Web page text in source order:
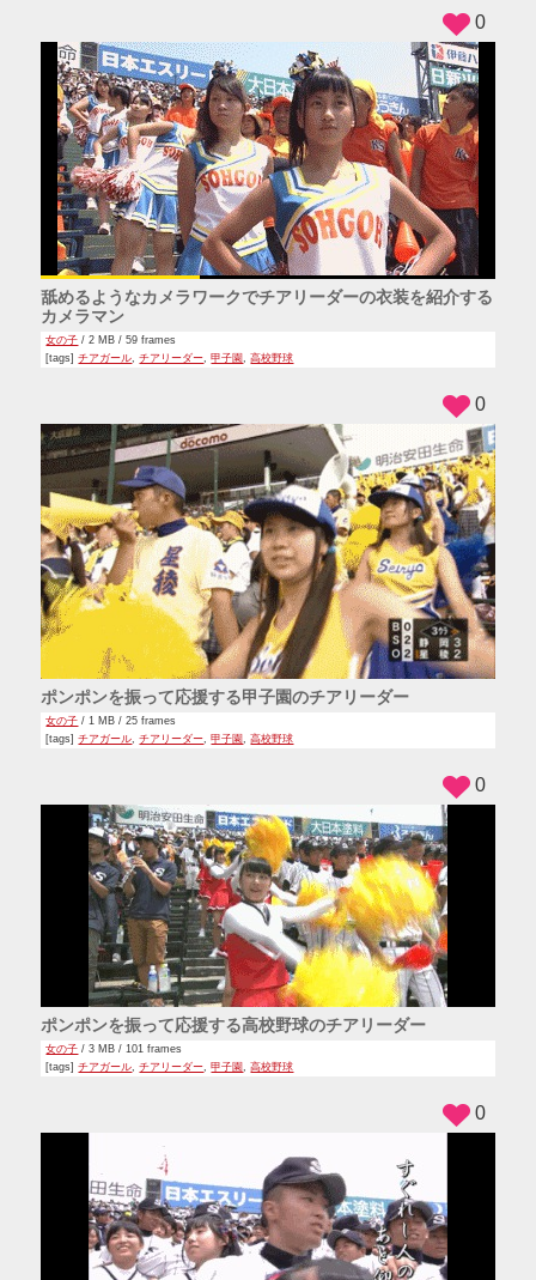
舐めるようなカメラワークでチアリーダーの衣装を紹介する
カメラマン
女の子 / 2 MB / 59 frames
[tags]チアガール ,チアリーダー ,甲子園 ,高校野球
0
ポンポンを振って応援する甲子園のチアリーダー
女の子 / 1 MB / 25 frames
[tags]チアガール,チアリーダー,甲子園,高校野球
0
ポンポンを振って応援する高校野球のチアリーダー
女の子 / 3 MB / 101 frames
[tags]チアガール,チアリーダー,甲子園,高校野球
0
0